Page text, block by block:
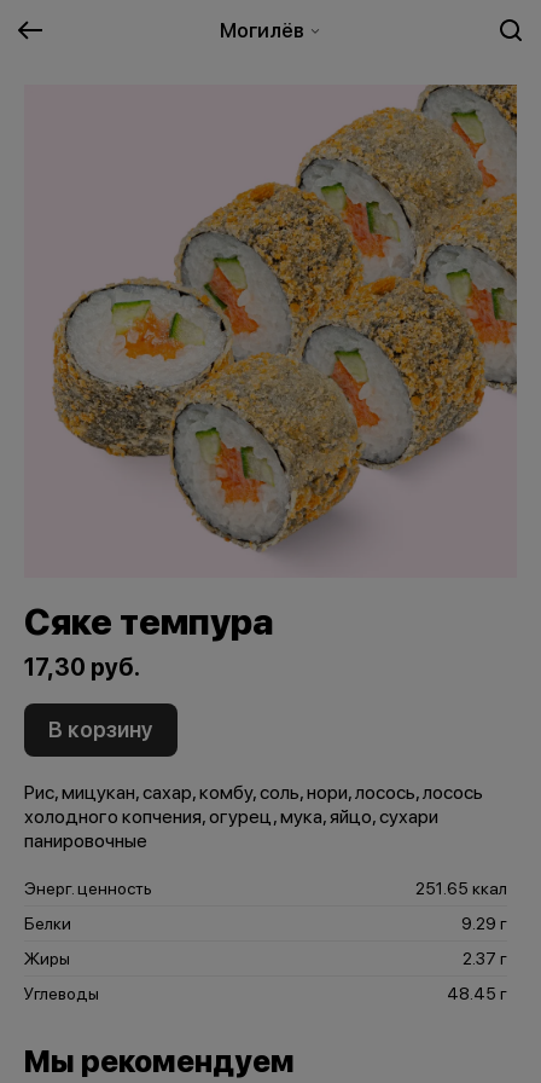
Могилёв
Сяке темпура
17,30 руб.
В корзину
Рис, мицукан, сахар, комбу, соль, нори, лосось, лосось
холодного копчения, огурец, мука, яйцо, сухари
панировочные
Энерг. ценность
251.65 ккал
Белки
9.29 г
Жиры
2.37 г
Углеводы
48.45 г
Мы рекомендуем